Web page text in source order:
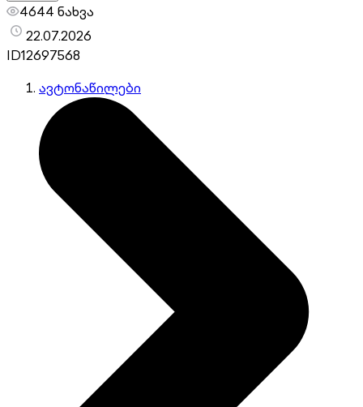
4644 ნახვა
22.07.2026
ID12697568
ავტონაწილები